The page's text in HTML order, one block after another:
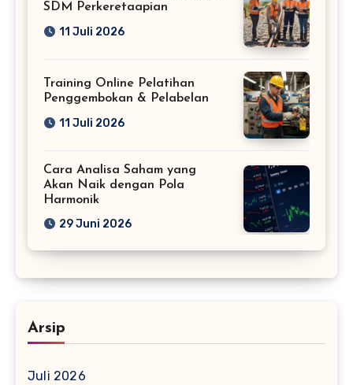
SDM Perkeretaapian
11 Juli 2026
Training Online Pelatihan
Penggembokan & Pelabelan
11 Juli 2026
Cara Analisa Saham yang
Akan Naik dengan Pola
Harmonik
29 Juni 2026
Arsip
Juli 2026